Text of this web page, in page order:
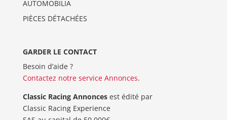
AUTOMOBILIA
PIÈCES DÉTACHÉES
GARDER LE CONTACT
Besoin d’aide ?
Contactez notre service Annonces.
Classic Racing Annoncesest édité par
Classic Racing Experience